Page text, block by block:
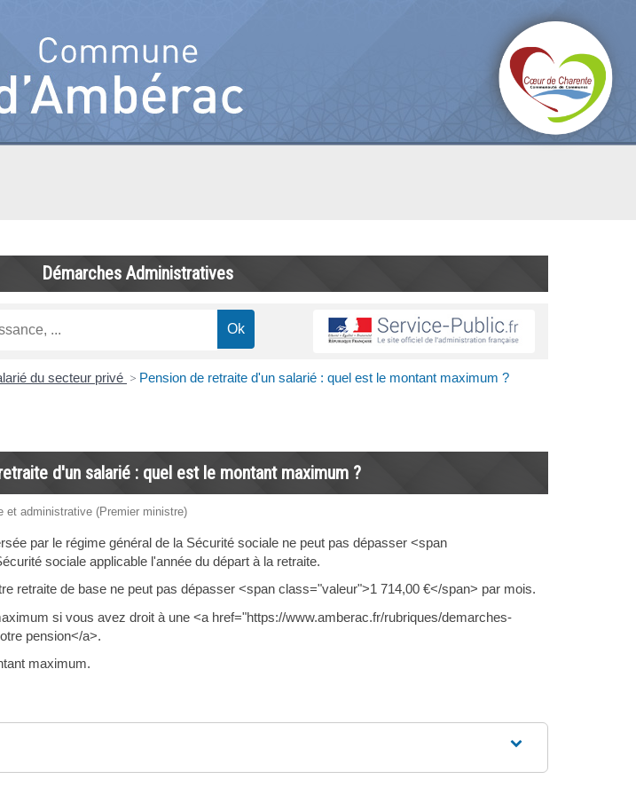
Démarches Administratives
du secteur privé > Pension de retraite d'un salarié : quel est le montant maximum ?
d'un salarié : quel est le montant maximum ?
et administrative (Premier ministre)
par le régime général de la Sécurité sociale ne peut pas dépasser <span
sociale applicable l'année du départ à la retraite.
retraite de base ne peut pas dépasser <span class="valeur">1 714,00 €</span> par mois.
si vous avez droit à une <a href="https://www.amberac.fr/rubriques/demarches-
pension</a>.
maximum.